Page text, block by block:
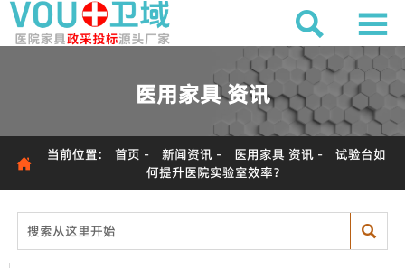
 
医用家具 资讯
 当前位置: 首页 - 新闻资讯- 医用家具 资讯-
试验台如
何提升医院实验室效率？
